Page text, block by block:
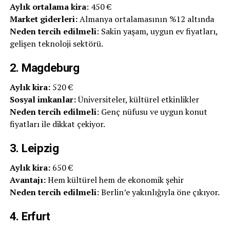
Aylık ortalama kira: 450 €
Market giderleri:Almanya ortalamasının %12 altında
Neden tercih edilmeli: Sakin yaşam, uygun ev fiyatları,
gelişen teknoloji sektörü.
2. Magdeburg
Aylık kira: 520 €
Sosyal imkanlar:Üniversiteler, kültürel etkinlikler
Neden tercih edilmeli: Genç nüfusu ve uygun konut
fiyatları ile dikkat çekiyor.
3. Leipzig
Aylık kira:650 €
Avantajı:Hem kültürel hem de ekonomik şehir
Neden tercih edilmeli: Berlin’e yakınlığıyla öne çıkıyor.
4. Erfurt